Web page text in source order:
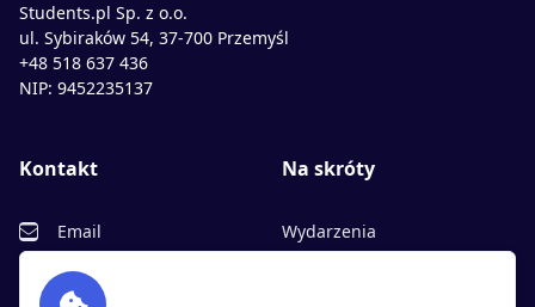
Students.pl Sp. z o.o.
ul. Sybiraków 54, 37-700 Przemyśl
+48 518 637 436
NIP: 9452235137
Kontakt
Email
Facebook
Na skróty
Wydarzenia